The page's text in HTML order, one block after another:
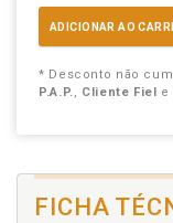
ADICIONAR AO
* Desconto não
P.A.P., Cliente Fiel e
FICHA